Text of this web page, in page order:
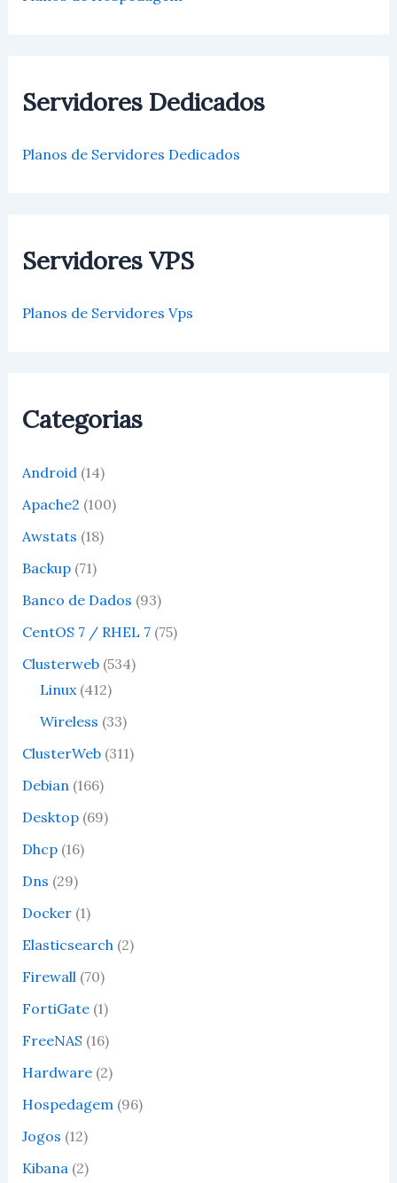
Servidores Dedicados
Planos de Servidores Dedicados
Servidores VPS
Planos de Servidores Vps
Categorias
Android (14)
Apache2 (100)
Awstats (18)
Backup(71)
Banco de Dados (93)
CentOS 7 / RHEL 7(75)
Clusterweb(534)
Linux(412)
Wireless (33)
ClusterWeb(311)
Debian (166)
Desktop(69)
Dhcp(16)
Dns (29)
Docker(1)
Elasticsearch (2)
Firewall (70)
FortiGate(1)
FreeNAS (16)
Hardware(2)
Hospedagem (96)
Jogos (12)
Kibana (2)